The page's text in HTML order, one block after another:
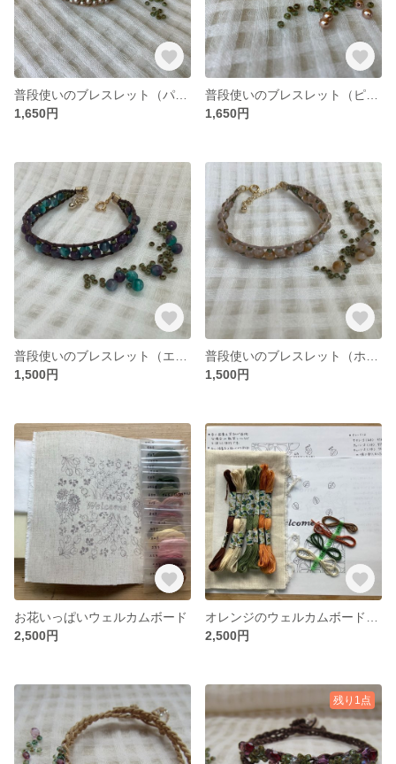
1,650円
1,650円
1,500円
1,500円
お花いっぱいウェルカムボード
2,500円
2,500円
残り1点